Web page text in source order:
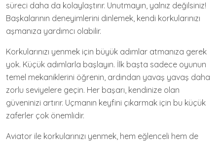
süreci daha da kolaylaştırır. Unutmayın, yalnız değilsiniz!
Başkalarının deneyimlerini dinlemek, kendi korkularınızı
aşmanıza yardımcı olabilir.
Korkularınızı yenmek için büyük adımlar atmanıza gerek
yok. Küçük adımlarla başlayın. İlk başta sadece oyunun
temel mekaniklerini öğrenin, ardından yavaş yavaş daha
zorlu seviyelere geçin. Her başarı, kendinize olan
güveninizi artırır. Uçmanın keyfini çıkarmak için bu küçük
zaferler çok önemlidir.
Aviator ile korkularınızı yenmek, hem eğlenceli hem de